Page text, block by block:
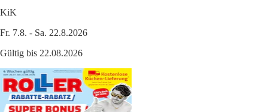
KiK
Fr. 7.8. - Sa. 22.8.2026
Gültig bis 22.08.2026